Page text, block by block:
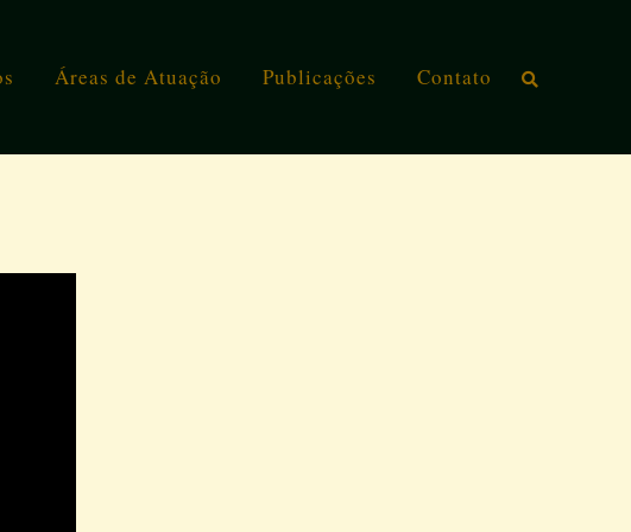
Áreas de Atuação Publicações Contato